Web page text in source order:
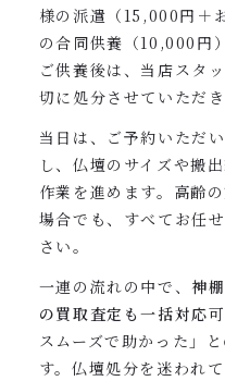
様の派遣（15,000円＋
の合同供養（10,000円
ご供養後は、当店スタ
切に処分させていただき
当日は、ご予約いただ
し、仏壇のサイズや搬
作業を進めます。高齢
場合でも、すべてお任
さい。
一連の流れの中で、神
の買取査定も一括対応
スムーズで助かった」
す。仏壇処分を迷われ